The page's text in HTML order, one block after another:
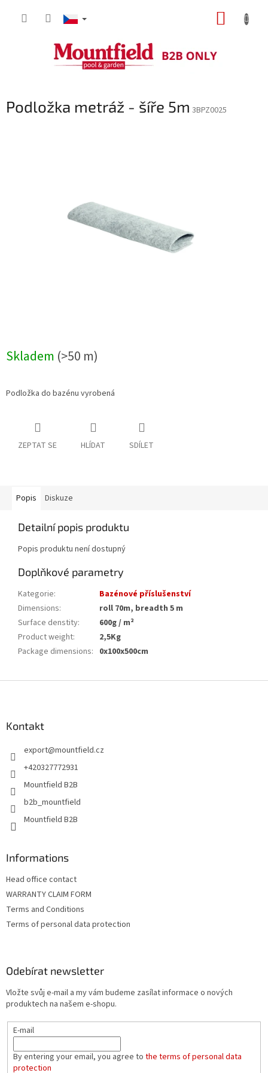
Podložka metráž - šíře 5m 3BPZ0025
Skladem (>50 m)
Podložka do bazénu vyrobená
ZEPTAT SE HLÍDAT SDÍLET
Popis Diskuze
Detailní popis produktu
Popis produktu není dostupný
Doplňkové parametry
Kategorie:
Bazénové příslušenství
Dimensions:
roll 70m, breadth 5 m
Surface denstity:
600g / m²
Product weight:
2,5Kg
Package dimensions: 0x100x500cm
Kontakt
export@mountfield.cz
+420327772931
Mountfield B2B
b2b_mountfield
Mountfield B2B
Informations
Head office contact
WARRANTY CLAIM FORM
Terms and Conditions
Terms of personal data protection
Odebírat newsletter
Vložte svůj e-mail a my vám budeme zasílat informace o nových
produktech na našem e-shopu.
E-mail
By entering your email, you agree to the terms of personal data
protection